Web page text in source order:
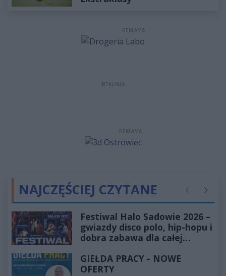
REKLAMA
REKLAMA
REKLAMA
NAJCZĘŚCIEJ CZYTANE Poprzednie
Festiwal Halo Sadowie 2026 –
gwiazdy disco polo, hip-hopu i
dobra zabawa dla całej
GIEŁDA PRACY - NOWE
OFERTY